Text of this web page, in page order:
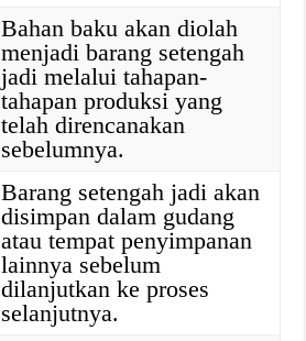
Bahan baku akan diolah
menjadi barang setengah
jadi melalui tahapan-
tahapan produksi yang
telah direncanakan
sebelumnya.
Barang setengah jadi akan
disimpan dalam gudang
atau tempat penyimpanan
lainnya sebelum
dilanjutkan ke proses
selanjutnya.